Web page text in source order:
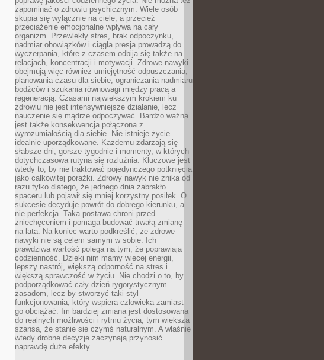
zapominać o zdrowiu psychicznym. Wiele osób
skupia się wyłącznie na ciele, a przecież
przeciążenie emocjonalne wpływa na cały
organizm. Przewlekły stres, brak odpoczynku,
nadmiar obowiązków i ciągła presja prowadzą do
wyczerpania, które z czasem odbija się także na
relacjach, koncentracji i motywacji. Zdrowe nawyki
obejmują więc również umiejętność odpuszczania,
planowania czasu dla siebie, ograniczania nadmiaru
bodźców i szukania równowagi między pracą a
regeneracją. Czasami największym krokiem ku
zdrowiu nie jest intensywniejsze działanie, lecz
nauczenie się mądrze odpoczywać. Bardzo ważna
jest także konsekwencja połączona z
wyrozumiałością dla siebie. Nie istnieje życie
idealnie uporządkowane. Każdemu zdarzają się
słabsze dni, gorsze tygodnie i momenty, w których
dotychczasowa rutyna się rozluźnia. Kluczowe jest
wtedy to, by nie traktować pojedynczego potknięcia
jako całkowitej porażki. Zdrowy nawyk nie znika od
razu tylko dlatego, że jednego dnia zabrakło
spaceru lub pojawił się mniej korzystny posiłek. O
sukcesie decyduje powrót do dobrego kierunku, a
nie perfekcja. Taka postawa chroni przed
zniechęceniem i pomaga budować trwałą zmianę
na lata. Na koniec warto podkreślić, że zdrowe
nawyki nie są celem samym w sobie. Ich
prawdziwa wartość polega na tym, że poprawiają
codzienność. Dzięki nim mamy więcej energii,
lepszy nastrój, większą odporność na stres i
większą sprawczość w życiu. Nie chodzi o to, by
podporządkować cały dzień rygorystycznym
zasadom, lecz by stworzyć taki styl
funkcjonowania, który wspiera człowieka zamiast
go obciążać. Im bardziej zmiana jest dostosowana
do realnych możliwości i rytmu życia, tym większa
szansa, że stanie się czymś naturalnym. A właśnie
wtedy drobne decyzje zaczynają przynosić
naprawdę duże efekty.